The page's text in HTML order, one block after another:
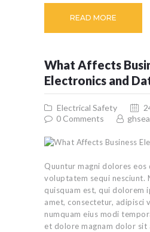
READ MORE
What Affects
Electronics and
Electrical Safety
0 Comments
Quuntur magni dolores eos
voluptatem sequi nesciunt.
quisquam est, qui dolorem
amet, consectetur, adipisci
numquam eius modi
et dolore magnam dolor sit